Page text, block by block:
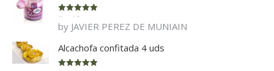
Rated 5
of 5
by JAVIER PEREZ DE MUNIAIN
Alcachofa confitada 4 uds